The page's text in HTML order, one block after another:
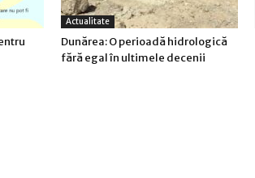
Actualitate
Dunărea: O perioadă hidrologică
fără egal în ultimele decenii